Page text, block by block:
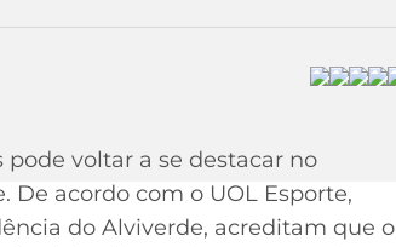
voltar a se destacar no
De acordo com o UOL Esporte,
do Alviverde, acreditam que o